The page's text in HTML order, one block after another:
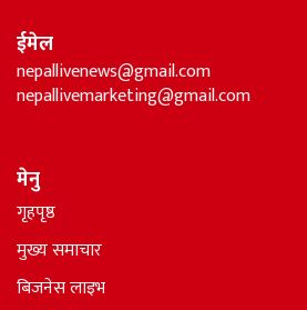
ईमेल
nepallivenews@gmail.com
nepallivemarketing@gmail.com
मेनु
गृहपृष्ठ
मुख्य समाचार
बिजनेस लाइभ